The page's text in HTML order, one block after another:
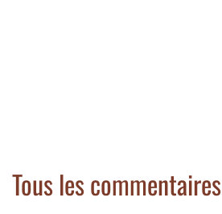
Tous les commentaires